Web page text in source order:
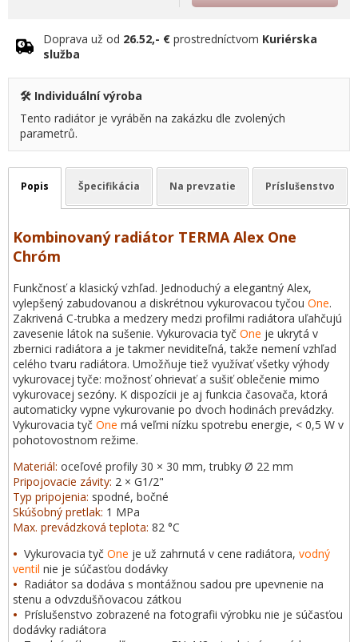
Doprava už od 26.52,- € prostredníctvom Kuriérska
služba
🛠️ Individuální výroba
Tento radiátor je vyráběn na zakázku dle zvolených
parametrů.
Popis Špecifikácia Na prevzatie Príslušenstvo
Kombinovaný radiátor TERMA Alex One
Chróm
Funkčnosť a klasický vzhľad. Jednoduchý a elegantný Alex,
vylepšený zabudovanou a diskrétnou vykurovacou tyčou One.
Zakrivená C-trubka a medzery medzi profilmi radiátora uľahčujú
zavesenie látok na sušenie. Vykurovacia tyč One je ukrytá v
zbernici radiátora a je takmer neviditeľná, takže nemení vzhľad
celého tvaru radiátora. Umožňuje tiež využívať všetky výhody
vykurovacej tyče: možnosť ohrievať a sušiť oblečenie mimo
vykurovacej sezóny. K dispozícii je aj funkcia časovača, ktorá
automaticky vypne vykurovanie po dvoch hodinách prevádzky.
Vykurovacia tyč One má veľmi nízku spotrebu energie, < 0,5 W v
pohotovostnom režime.
Materiál: oceľové profily 30 × 30 mm, trubky Ø 22 mm
Pripojovacie závity: 2 × G1/2"
Typ pripojenia: spodné, bočné
Skúšobný pretlak: 1 MPa
Max. prevádzková teplota: 82 °C
• Vykurovacia tyč One je už zahrnutá v cene radiátora, vodný
ventil nie je súčasťou dodávky
• Radiátor sa dodáva s montážnou sadou pre upevnenie na
stenu a odvzdušňovacou zátkou
• Príslušenstvo zobrazené na fotografii výrobku nie je súčasťou
dodávky radiátora